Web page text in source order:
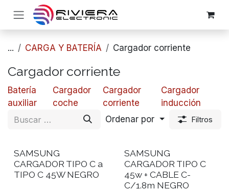
Ir al contenido
... CARGA Y BATERÍA ​​Cargador corriente
​​Cargador corriente
​Batería
auxiliar
​​Cargador
coche
​​Cargador
corriente
​​Cargador
inducción
Ordenar por
Filtros
SAMSUNG
CARGADOR TIPO C a
TIPO C 45W NEGRO
SAMSUNG
CARGADOR TIPO C
45w + CABLE C-
C/1.8m NEGRO